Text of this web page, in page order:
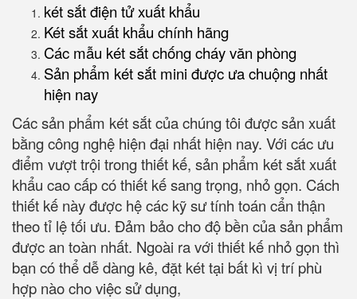
két sắt điện tử xuất khẩu
Két sắt xuất khẩu chính hãng
Các mẫu két sắt chống cháy văn phòng
Sản phẩm két sắt mini được ưa chuộng nhất
hiện nay
Các sản phẩm két sắt của chúng tôi được sản xuất
bằng công nghệ hiện đại nhất hiện nay. Với các ưu
điểm vượt trội trong thiết kế, sản phẩm két sắt xuất
khẩu cao cấp có thiết kế sang trọng, nhỏ gọn. Cách
thiết kế này được hệ các kỹ sư tính toán cẩn thận
theo tỉ lệ tối ưu. Đảm bảo cho độ bền của sản phẩm
được an toàn nhất. Ngoài ra với thiết kế nhỏ gọn thì
bạn có thể dễ dàng kê, đặt két tại bất kì vị trí phù
hợp nào cho việc sử dụng,